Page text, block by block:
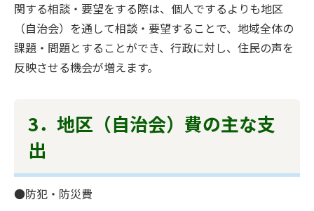
関する相談・要望をする際は、個人でするよりも地区
（自治会）を通して相談・要望することで、地域全体の
課題・問題とすることができ、行政に対し、住民の声を
反映させる機会が増えます。
3．地区（自治会）費の主な支
出
●防犯・防災費